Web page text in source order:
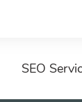
SEO